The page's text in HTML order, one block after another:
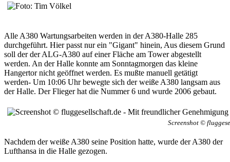
Alle A380 Wartungsarbeiten werden in der A380-Halle 285
durchgeführt. Hier passt nur ein "Gigant" hinein, Aus diesem Grund
soll der der ALG-A380 auf einer Fläche am Tower abgestellt
werden. An der Halle konnte am Sonntagmorgen das kleine
Hangertor nicht geöffnet werden. Es mußte manuell getätigt
werden- Um 10:06 Uhr bewegte sich der weiße A380 langsam aus
der Halle. Der Flieger hat die Nummer 6 und wurde 2006 gebaut.
Screenshot ©
Nachdem der weiße A380 seine Position hatte, wurde der A380 der
Lufthansa in die Halle gezogen.